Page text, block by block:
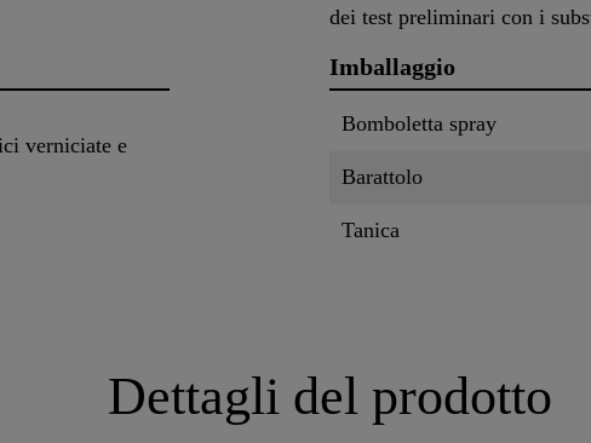
dei test preliminari con i
verniciate e
Imballaggio
Bomboletta spray
Barattolo
Tanica
Dettagli del prodotto